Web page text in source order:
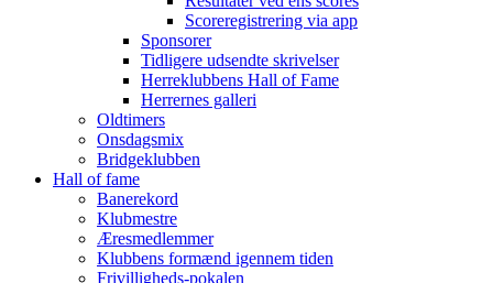
Scoreregistrering via app
Sponsorer
Tidligere udsendte skrivelser
Herreklubbens Hall of Fame
Herrernes galleri
Oldtimers
Onsdagsmix
Bridgeklubben
Hall of fame
Banerekord
Klubmestre
Æresmedlemmer
Klubbens formænd igennem tiden
Frivilligheds-pokalen